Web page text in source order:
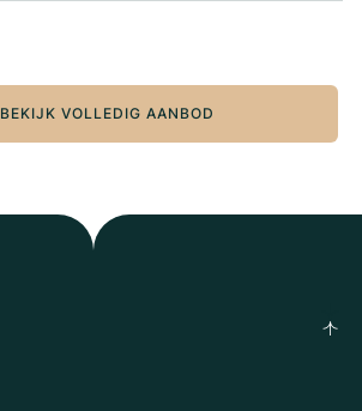
BEKIJK VOLLEDIG AANBOD